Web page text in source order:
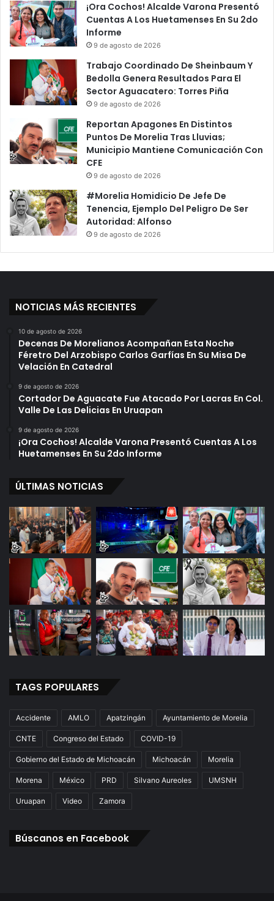
¡Ora Cochos! Alcalde Varona Presentó
Cuentas A Los Huetamenses En Su 2do
Informe
9 de agosto de 2026
Trabajo Coordinado De Sheinbaum Y
Bedolla Genera Resultados Para El
Sector Aguacatero: Torres Piña
9 de agosto de 2026
Reportan Apagones En Distintos
Puntos De Morelia Tras Lluvias;
Municipio Mantiene Comunicación Con
CFE
9 de agosto de 2026
#Morelia Homidicio De Jefe De
Tenencia, Ejemplo Del Peligro De Ser
Autoridad: Alfonso
9 de agosto de 2026
NOTICIAS MÁS RECIENTES
10 de agosto de 2026
Decenas De Morelianos Acompañan Esta Noche
Féretro Del Arzobispo Carlos Garfías En Su Misa De
Velación En Catedral
9 de agosto de 2026
Cortador De Aguacate Fue Atacado Por Lacras En Col.
Valle De Las Delicias En Uruapan
9 de agosto de 2026
¡Ora Cochos! Alcalde Varona Presentó Cuentas A Los
Huetamenses En Su 2do Informe
ÚLTIMAS NOTICIAS
TAGS POPULARES
Accidente AMLO Apatzingán Ayuntamiento de Morelia
CNTE Congreso del Estado COVID-19
Gobierno del Estado de Michoacán Michoacán Morelia
Morena México PRD Silvano Aureoles UMSNH
Uruapan Video Zamora
Búscanos en Facebook